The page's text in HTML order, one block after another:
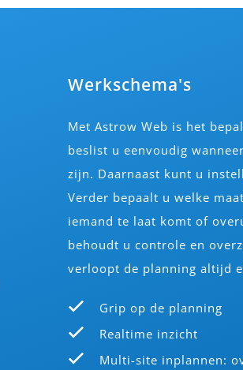
Werkschema's
Met Astrow Web is het
beslist u eenvoudig
zijn. Daarnaast kunt u
Verder bepaalt u welke
iemand te laat komt of
behoudt u controle en
verloopt de planning altijd
Grip op de planning
Realtime inzicht
Multi-site inplannen: